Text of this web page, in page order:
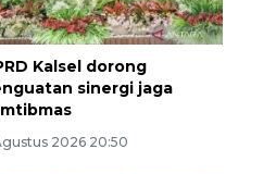
Kalsel dorong
sinergi jaga
2026 20:50
kejahatan